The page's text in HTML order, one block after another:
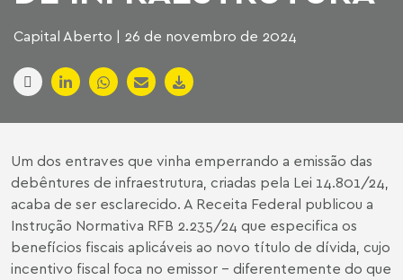
Capital Aberto | 26 de novembro de 2024
Um dos entraves que vinha emperrando a emissão das
debêntures de infraestrutura, criadas pela Lei 14.801/24,
acaba de ser esclarecido. A Receita Federal publicou a
Instrução Normativa RFB 2.235/24 que especifica os
benefícios fiscais aplicáveis ao novo título de dívida, cujo
incentivo fiscal foca no emissor – diferentemente do que